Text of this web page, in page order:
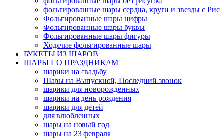
фольгированные шары сердца, круги и звезды с
Фольгированные шары цифры
Фольгированные шары буквы
Фольгированные шары фигуры
Ходячие фольгированные шары
БУКЕТЫ ИЗ ШАРОВ
ШАРЫ ПО ПРАЗДНИКАМ
шарики на свадьбу
Шары на Выпускной, Последний звонок
шарики для новорожденных
шарики на день рождения
шарики для детей
для влюбленных
шары на новый год
шары на 23 февраля